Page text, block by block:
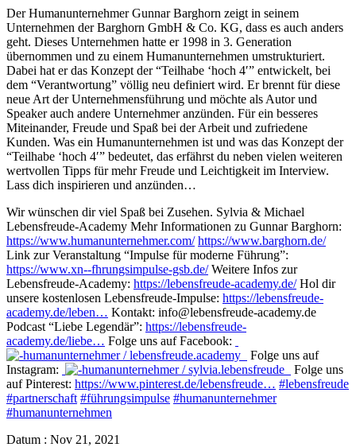
Der Humanunternehmer Gunnar Barghorn zeigt in seinem
Unternehmen der Barghorn GmbH & Co. KG, dass es auch anders
geht. Dieses Unternehmen hatte er 1998 in 3. Generation
übernommen und zu einem Humanunternehmen umstrukturiert.
Dabei hat er das Konzept der “Teilhabe ‘hoch 4′” entwickelt, bei
dem “Verantwortung” völlig neu definiert wird. Er brennt für diese
neue Art der Unternehmensführung und möchte als Autor und
Speaker auch andere Unternehmer anzünden. Für ein besseres
Miteinander, Freude und Spaß bei der Arbeit und zufriedene
Kunden. Was ein Humanunternehmen ist und was das Konzept der
“Teilhabe ‘hoch 4′” bedeutet, das erfährst du neben vielen weiteren
wertvollen Tipps für mehr Freude und Leichtigkeit im Interview.
Lass dich inspirieren und anzünden…
Wir wünschen dir viel Spaß bei Zusehen. Sylvia & Michael
Lebensfreude-Academy Mehr Informationen zu Gunnar Barghorn:
https://www.humanunternehmer.com/ https://www.barghorn.de/
Link zur Veranstaltung “Impulse für moderne Führung”:
https://www.xn--fhrungsimpulse-gsb.de/Weitere Infos zur
Lebensfreude-Academy: https://lebensfreude-academy.de/Hol dir
unsere kostenlosen Lebensfreude-Impulse: https://lebensfreude-
academy.de/leben… Kontakt: info@lebensfreude-academy.de
Podcast “Liebe Legendär”: https://lebensfreude-
academy.de/liebe… Folge uns auf Facebook:
/ lebensfreude.academy
Folge uns auf
Instagram:
/ sylvia.lebensfreude
Folge uns
auf Pinterest: https://www.pinterest.de/lebensfreude… #lebensfreude
#partnerschaft #führungsimpulse #humanunternehmer
#humanunternehmen
Datum : Nov 21, 2021